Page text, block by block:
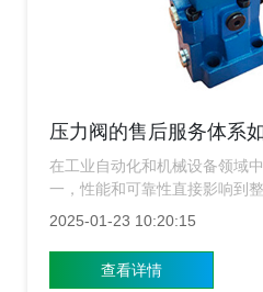
压力阀的售后服务体系
在工业自动化和机械设备领域
一，性能和可靠性直接影响到
市场竞争的加剧，除了产品质
力阀厂家将围绕“压力阀的售后
题，探讨如何建立一个高效、
2025-01-23 10:20:15
查看详情